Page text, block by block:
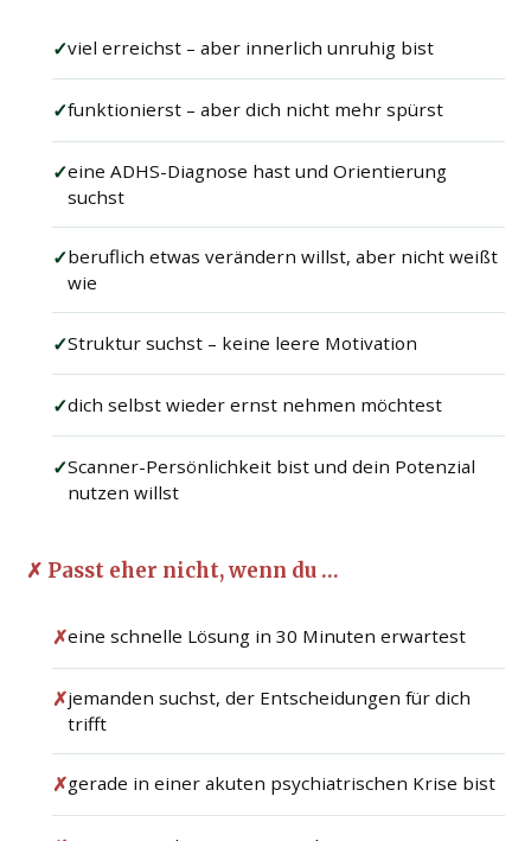
✓viel erreichst – aber innerlich unruhig bist
✓funktionierst – aber dich nicht mehr spürst
✓eine ADHS-Diagnose hast und Orientierung
suchst
✓beruflich etwas verändern willst, aber nicht weißt
wie
✓Struktur suchst – keine leere Motivation
✓dich selbst wieder ernst nehmen möchtest
✓Scanner-Persönlichkeit bist und dein Potenzial
nutzen willst
✗ Passt eher nicht, wenn du …
✗eine schnelle Lösung in 30 Minuten erwartest
✗jemanden suchst, der Entscheidungen für dich
trifft
✗gerade in einer akuten psychiatrischen Krise bist